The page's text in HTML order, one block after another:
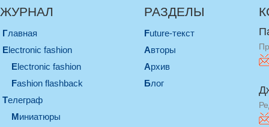
ЖУРНАЛ
Главная
electronic fashion
electronic fashion
Fashion flashback
телеграф
миниатюры
РАЗДЕЛЫ
Future-текст
Авторы
Архив
Блог